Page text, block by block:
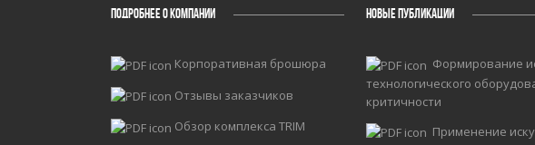
ПОДРОБНЕЕ О КОМПАНИИ
Корпоративная брошюра
Отзывы заказчиков
Обзор комплекса TRIM
НОВЫЕ ПУБЛИКАЦИИ
Формирование
технологического
критичности
Применение